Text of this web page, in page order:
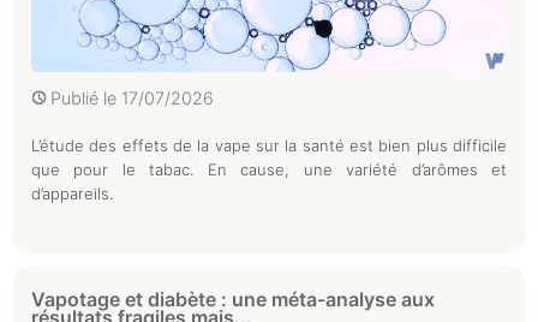
Publié le 17/07/2026
L’étude des effets de la vape sur la santé est bien plus difficile
que pour le tabac. En cause, une variété d’arômes et
d’appareils.
Vapotage et diabète : une méta-analyse aux